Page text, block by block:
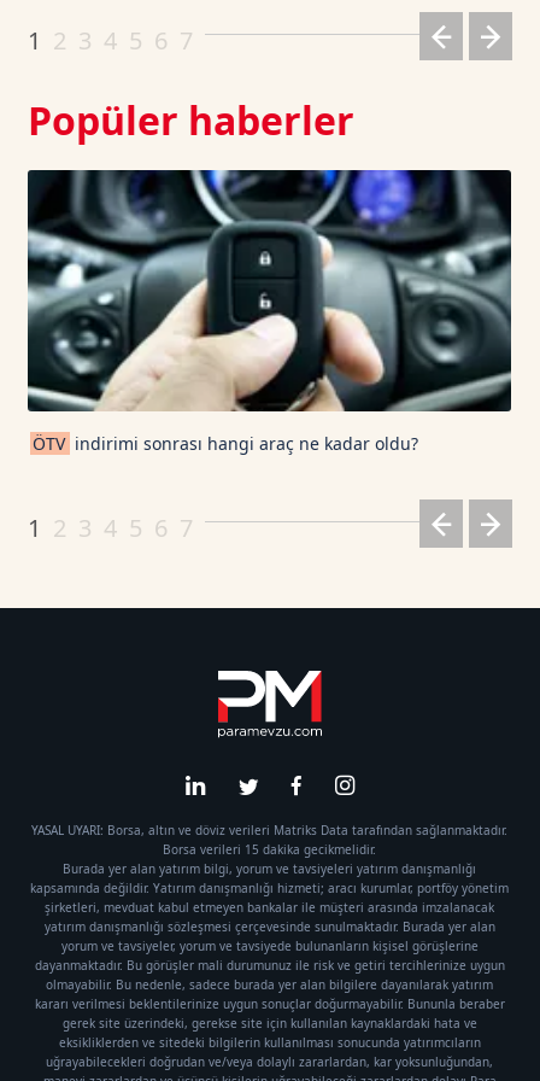
Dogecoin TetherUS -0.82
1 2 3 4 5 6 7
Popüler haberler
ÖTV indirimi sonrası hangi araç ne kadar oldu?
1 2 3 4 5 6 7
YASAL UYARI: Borsa, altın ve döviz verileri Matriks Data tarafından sağlanmaktadır.
Borsa verileri 15 dakika gecikmelidir.
Burada yer alan yatırım bilgi, yorum ve tavsiyeleri yatırım danışmanlığı
kapsamında değildir. Yatırım danışmanlığı hizmeti; aracı kurumlar, portföy yönetim
şirketleri, mevduat kabul etmeyen bankalar ile müşteri arasında imzalanacak
yatırım danışmanlığı sözleşmesi çerçevesinde sunulmaktadır. Burada yer alan
yorum ve tavsiyeler, yorum ve tavsiyede bulunanların kişisel görüşlerine
dayanmaktadır. Bu görüşler mali durumunuz ile risk ve getiri tercihlerinize uygun
olmayabilir. Bu nedenle, sadece burada yer alan bilgilere dayanılarak yatırım
kararı verilmesi beklentilerinize uygun sonuçlar doğurmayabilir. Bununla beraber
gerek site üzerindeki, gerekse site için kullanılan kaynaklardaki hata ve
eksikliklerden ve sitedeki bilgilerin kullanılması sonucunda yatırımcıların
uğrayabilecekleri doğrudan ve/veya dolaylı zararlardan, kar yoksunluğundan,